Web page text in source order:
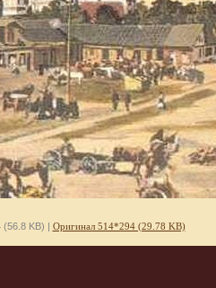
(56.8 KB) | Оригинал 514*294 (29.78 KB)